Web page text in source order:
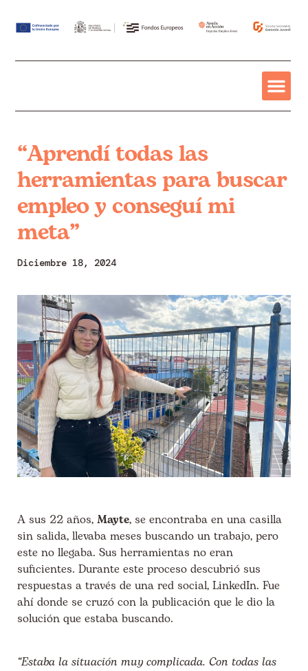
“Aprendí todas las
herramientas para buscar
empleo y conseguí mi
meta”
Diciembre 18, 2024
A sus 22 años, Mayte, se encontraba en una casilla
sin salida, llevaba meses buscando un trabajo, pero
este no llegaba. Sus herramientas no eran
suficientes. Durante este proceso descubrió sus
respuestas a través de una red social, LinkedIn. Fue
ahí donde se cruzó con la publicación que le dio la
solución que estaba buscando.
“Estaba la situación muy complicada. Con todas las